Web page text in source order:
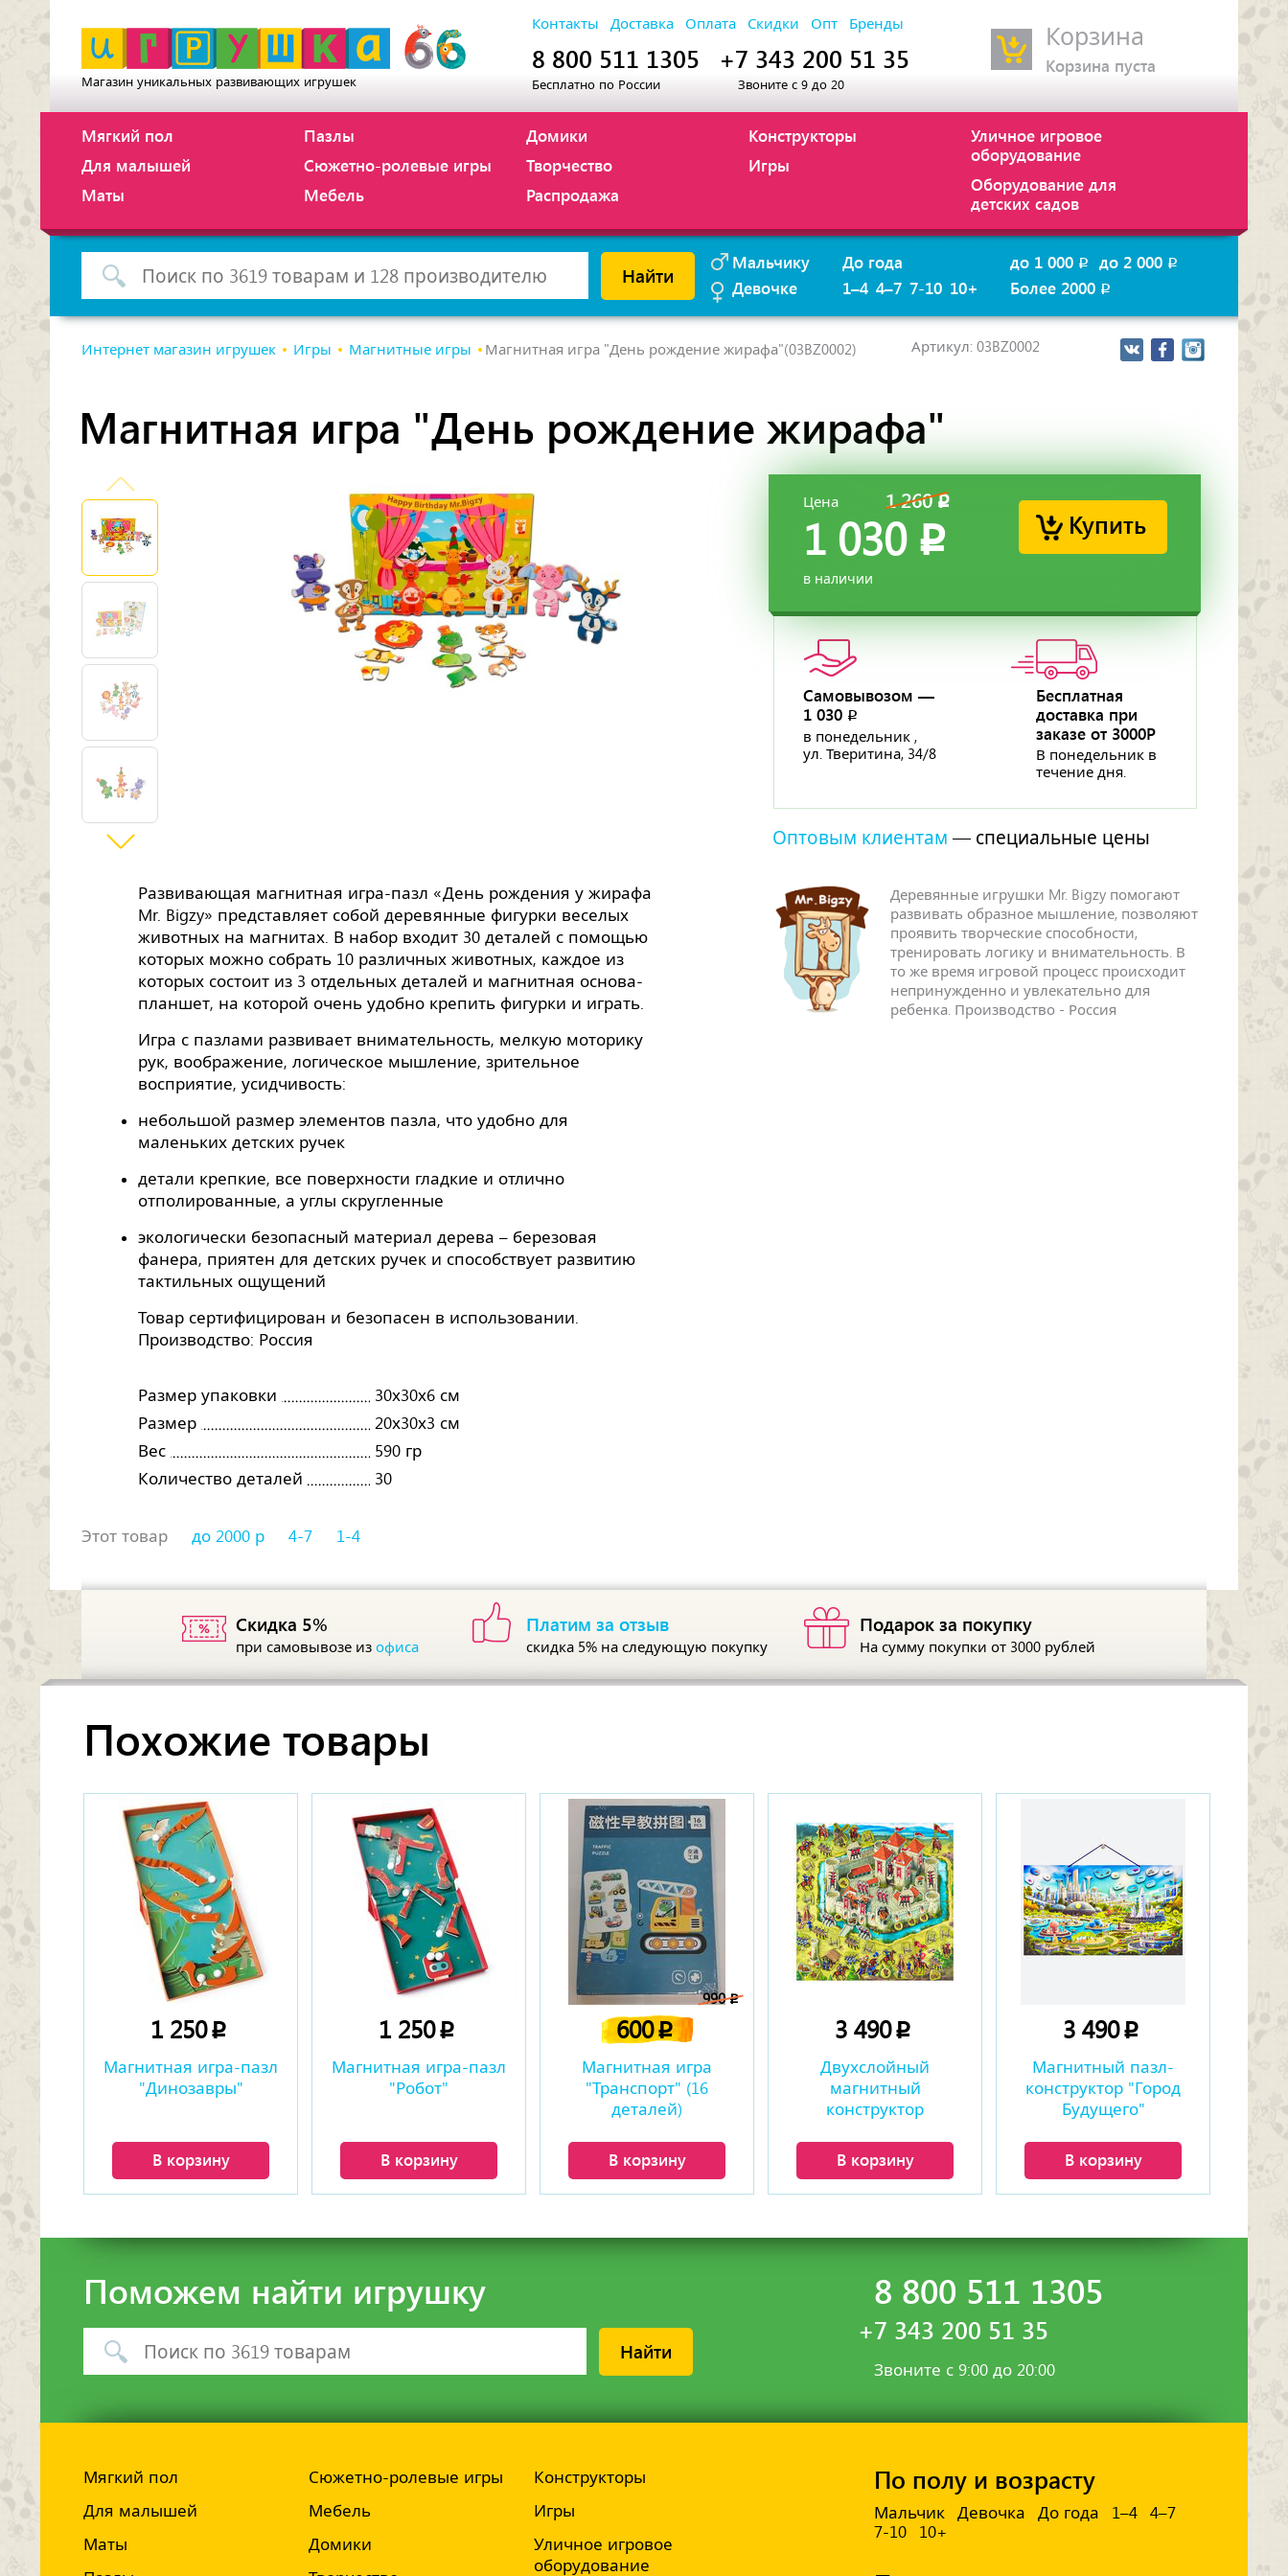
Корзина
Корзина пуста
Магазин уникальных развивающих игрушек
Контакты Доставка Оплата Скидки Опт Бренды
8 800 511 1305
Бесплатно по России
+7 343 200 51 35
Звоните с 9 до 20
Мягкий пол
Для малышей
Маты
Пазлы
Сюжетно-ролевые игры
Мебель
Домики
Творчество
Распродажа
Конструкторы
Игры
Уличное игровое
оборудование
Оборудование для
детских садов
Мальчику
Девочке
До года
1–4 4–7 7-10 10+
до 1 000 p до 2 000 p
Более 2000 p
Найти
Артикул: 03BZ0002
Интернет магазин игрушек Игры Магнитные игры Магнитная игра "День рождение жирафа"(03BZ0002)
Магнитная игра "День рождение жирафа"
Купить
1 260p
Цена
1 030 p
в наличии
Самовывозом —
1 030 p
в понедельник ,
ул. Тверитина, 34/8
Бесплатная
доставка при
заказе от 3000Р
В понедельник в
течение дня.
Оптовым клиентам — специальные цены
Развивающая магнитная игра-пазл «День рождения у жирафа
Mr. Bigzy» представляет собой деревянные фигурки веселых
животных на магнитах. В набор входит 30 деталей с помощью
которых можно собрать 10 различных животных, каждое из
которых состоит из 3 отдельных деталей и магнитная основа-
планшет, на которой очень удобно крепить фигурки и играть.
Игра с пазлами развивает внимательность, мелкую моторику
рук, воображение, логическое мышление, зрительное
восприятие, усидчивость:
небольшой размер элементов пазла, что удобно для
маленьких детских ручек
детали крепкие, все поверхности гладкие и отлично
отполированные, а углы скругленные
экологически безопасный материал дерева – березовая
фанера, приятен для детских ручек и способствует развитию
тактильных ощущений
Товар сертифицирован и безопасен в использовании.
Производство: Россия
Размер упаковки
30х30х6 см
Размер
20х30х3 см
Вес
590 гр
Количество деталей
30
Деревянные игрушки Mr. Bigzy помогают
развивать образное мышление, позволяют
проявить творческие способности,
тренировать логику и внимательность. В
то же время игровой процесс происходит
непринужденно и увлекательно для
ребенка. Производство - Россия
Этот товар до 2000 р 4-7 1-4
Скидка 5%
при самовывозе изофиса
Платим за отзыв
скидка 5% на следующую покупку
Подарок за покупку
На сумму покупки от 3000 рублей
Похожие товары
1 250p
Магнитная игра-пазл
"Динозавры"
В корзину
1 250p
Магнитная игра-пазл
"Робот"
В корзину
990p
600p
Магнитная игра
"Транспорт" (16
деталей)
В корзину
3 490p
Двухслойный
магнитный
конструктор
В корзину
3 490p
Магнитный пазл-
конструктор "Город
Будущего"
В корзину
8 800 511 1305
+7 343 200 51 35
Звоните с 9:00 до 20:00
Поможем найти игрушку
Найти
По полу и возрасту
Мальчик Девочка До года 1–4
4–7
7-10
10+
Мягкий пол
Для малышей
Маты
Сюжетно-ролевые игры
Мебель
Домики
Конструкторы
Игры
Уличное игровое
оборудование